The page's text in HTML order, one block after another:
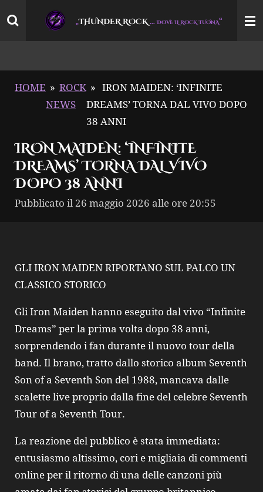
Vai
„THUNDER ROCK…DOVE IL ROCK TUONA“
HOME » ROCK
NEWS
» IRON MAIDEN: ‘INFINITE
DREAMS’ TORNA DAL VIVO DOPO
38 ANNI
IRON MAIDEN: ‘INFINITE
DREAMS’ TORNA DAL VIVO
DOPO 38 ANNI
Pubblicato il 26 maggio 2026 alle ore 20:55
GLI IRON MAIDEN RIPORTANO SUL PALCO UN
CLASSICO STORICO
Gli Iron Maiden hanno eseguito dal vivo “Infinite
Dreams” per la prima volta dopo 38 anni,
sorprendendo i fan durante il nuovo tour della
band. Il brano, tratto dallo storico album Seventh
Son of a Seventh Son del 1988, mancava dalle
scalette live proprio dalla fine del celebre Seventh
Tour of a Seventh Tour.
La reazione del pubblico è stata immediata:
entusiasmo altissimo, cori e migliaia di commenti
online per il ritorno di una delle canzoni più